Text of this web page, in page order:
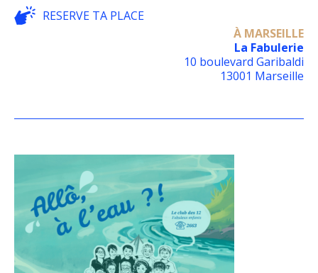
RESERVE TA PLACE
À MARSEILLE
La Fabulerie
10 boulevard Garibaldi
13001 Marseille